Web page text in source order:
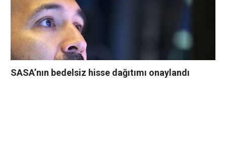
SASA’nın bedelsiz hisse dağıtımı onaylandı